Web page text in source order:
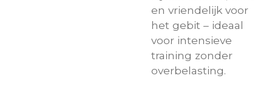
en vriendelijk voor
het gebit – ideaal
voor intensieve
training zonder
overbelasting.